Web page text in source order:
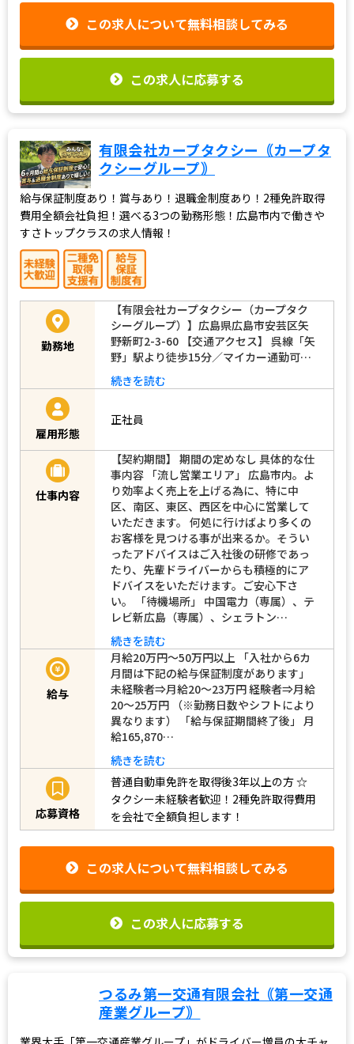
この求人について無料相談してみる
この求人に応募する
有限会社カープタクシー｟カープタ
クシーグループ｠
給与保証制度あり！賞与あり！退職金制度あり！2種免許取得
費用全額会社負担！選べる3つの勤務形態！広島市内で働きや
すさトップクラスの求人情報！
【有限会社カープタクシー（カープタク
シーグループ）】広島県広島市安芸区矢
野新町2-3-60 【交通アクセス】 呉線「矢
野」駅より徒歩15分／マイカー通勤可…
雇用形態
【契約期間】 期間の定めなし 具体的な仕
事内容 「流し営業エリア」 広島市内。よ
り効率よく売上を上げる為に、特に中
区、南区、東区、西区を中心に営業して
いただきます。 何処に行けばより多くの
お客様を見つける事が出来るか。そうい
ったアドバイスはご入社後の研修であっ
たり、先輩ドライバーからも積極的にア
ドバイスをいただけます。ご安心下さ
い。 「待機場所」 中国電力（専属）、テ
レビ新広島（専属）、シェラトン…
続きを読む
月給20万円～50万円以上 「入社から6カ
月間は下記の給与保証制度があります」
未経験者⇒月給20～23万円 経験者⇒月給
20～25万円 （※勤務日数やシフトにより
異なります） 「給与保証期間終了後」 月
給165,870…
続きを読む
応募資格
普通自動車免許を取得後3年以上の方☆
タクシー未経験者歓迎！2種免許取得費用
この求人について無料相談してみる
この求人に応募する
つるみ第一交通有限会社｟第一交通
産業グループ｠